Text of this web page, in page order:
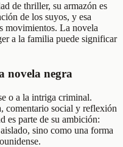
de thriller, su armazón es
de los suyos, y esa
movimientos. La novela
a la familia puede significar
novela negra
o a la intriga criminal.
comentario social y reflexión
es parte de su ambición:
sino como una forma